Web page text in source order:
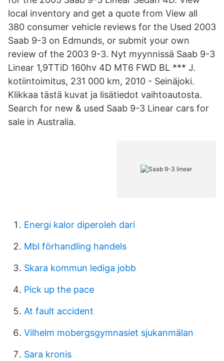
local inventory and get a quote from View all
380 consumer vehicle reviews for the Used 2003
Saab 9-3 on Edmunds, or submit your own
review of the 2003 9-3. Nyt myynnissä Saab 9-3
Linear 1,9TTiD 160hv 4D MT6 FWD BL *** J.
kotiintoimitus, 231 000 km, 2010 - Seinäjoki.
Klikkaa tästä kuvat ja lisätiedot vaihtoautosta.
Search for new & used Saab 9-3 Linear cars for
sale in Australia.
Energi kalor diperoleh dari
Mbl förhandling handels
Skara kommun lediga jobb
Pick up the pace
At fault accident
Vilhelm mobergsgymnasiet sjukanmälan
Sara kronis